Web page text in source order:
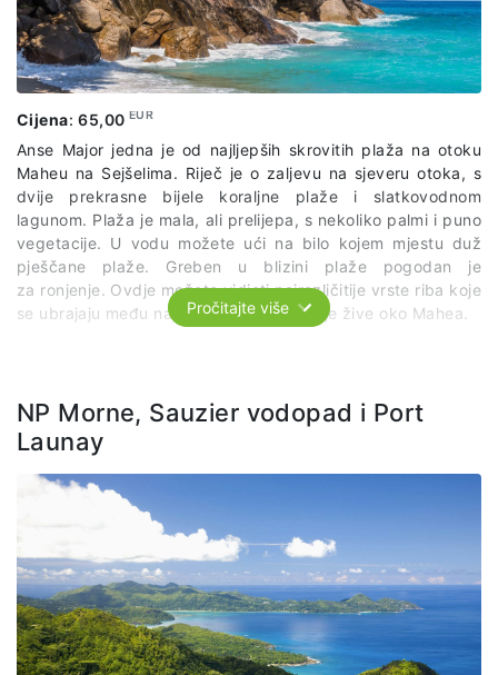
oko 5.000 hindusa koji žive u Viktoriji.
Sljedeća stanica nam je Eden vidikovac odakle se pruža
nevjerojatan pogled na Victoriu, a zatim ćemo produžiti do
Takamaka destilerije
degustacije šest vrsta ruma uz doplatu od oko 10 eura po
osobi.
Ostatak dana provest ćemo na jednoj od bajkovitih plaža
Sejšela – Anse Royale.
Cijena izleta uključuje: transfere prema predviđenom
itineraru.
Cijena:65,00 EUR
Anse Major jedna je od najljepših skrovitih plaža na otoku
Maheu na Sejšelima. Riječ je o zaljevu na sjeveru otoka, s
dvije prekrasne bijele koraljne plaže i slatkovodnom
lagunom. Plaža je mala, ali prelijepa, s nekoliko palmi i puno
vegetacije. U vodu možete ući na bilo kojem mjestu duž
pješčane plaže. Greben u blizini plaže pogodan je
za ronjenje. Ovdje možete vidjeti najrazličitije vrste riba koje
se ubrajaju među najživopisnije vrste koje žive oko Mahea.
Pročitajte više
NP Morne, Sauzier vodopad i Port
Launay